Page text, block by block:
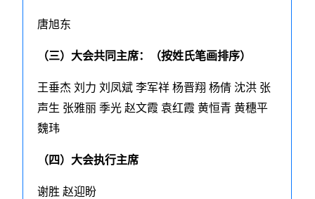
唐旭东
（三）大会共同主席：（按姓氏笔画排序）
王垂杰 刘力 刘凤斌 李军祥 杨晋翔 杨倩 沈洪 张
声生 张雅丽 季光 赵文霞 袁红霞 黄恒青 黄穗平
魏玮
（四）大会执行主席
谢胜 赵迎盼